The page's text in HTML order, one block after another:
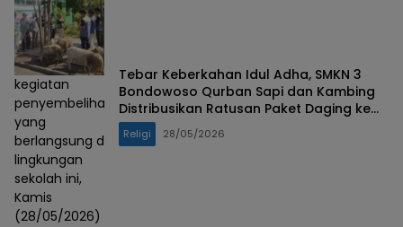
kegiatan
penyembelihan
yang
berlangsung di
lingkungan
sekolah ini,
Kamis
(28/05/2026)
Tebar Keberkahan Idul Adha, SMKN 3
Bondowoso Qurban Sapi dan Kambing
Distribusikan Ratusan Paket Daging ke
Warga Terpencil
Religi 28/05/2026